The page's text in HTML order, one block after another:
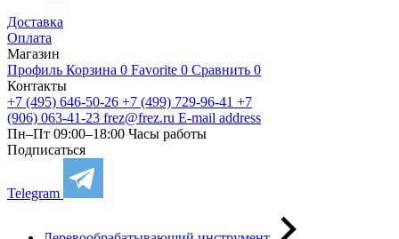
Доставка
Оплата
Магазин
Профиль Корзина 0 Favorite 0 Сравнить 0
Контакты
+7 (495) 646-50-26 +7 (499) 729-96-41 +7
(906) 063-41-23 frez@frez.ru E-mail address
Пн–Пт 09:00–18:00 Часы работы
Подписаться
Telegram